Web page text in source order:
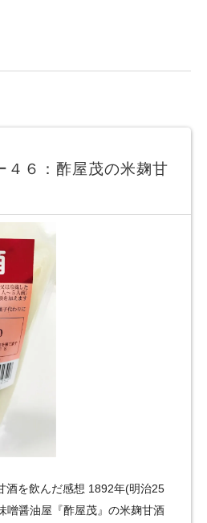
４６：酢屋茂の米麹甘
酒を飲んだ感想 1892年(明治25
噌醤油屋『酢屋茂』の米麹甘酒